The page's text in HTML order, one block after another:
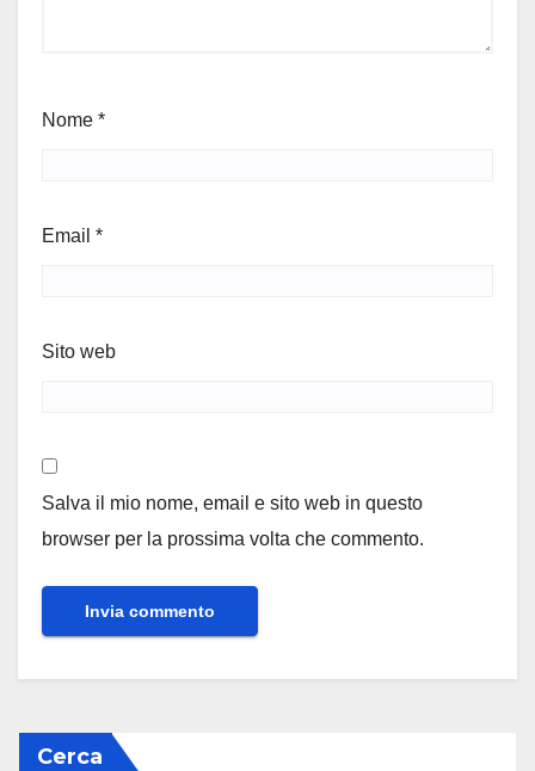
Nome *
Email *
Sito web
Salva il mio nome, email e sito web in questo
browser per la prossima volta che commento.
Cerca